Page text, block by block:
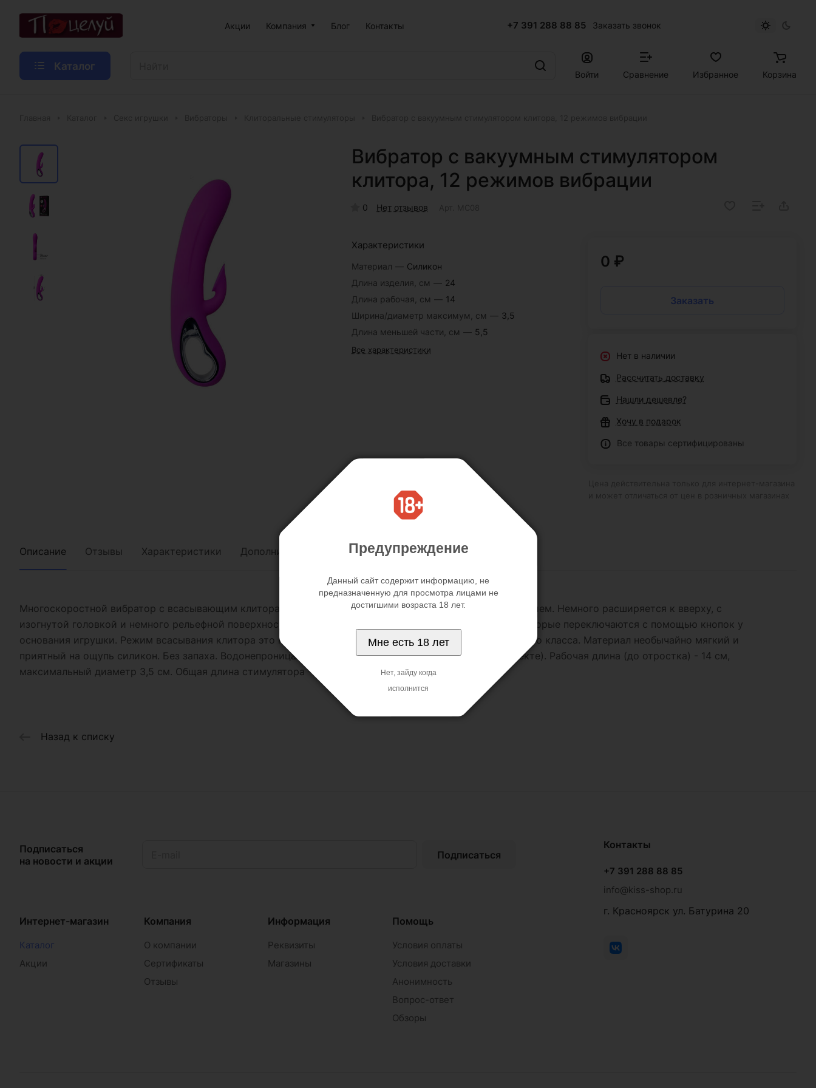
Акции Компания Блог Контакты +7 391 288 88 85 Заказать звонок
Каталог
Войти Сравнение Избранное Корзина
Вибратор с вакуумным стимулятором
клитора, 12 режимов вибрации
0 Нет отзывов
Характеристики
Материал — Силикон
Длина изделия, см — 24
Длина рабочая, см — 14
Ширина/диаметр максимум, см — 3,5
Длина меньшей части, см — 5,5
Все характеристики
0 ₽
Заказать
Нет в наличии
Рассчитать доставку
Нашли дешевле?
Хочу в подарок
Все товары сертифицированы
Описание Отзывы Характеристики Дополнительно
Многоскоростной вибратор с всасывающим клиторальным отростком и удобным основанием с отверстием. Немного расширяется к вверху, с
изогнутой головкой и немного рельефной поверхностью. Имеет 12 режимов вибрации и всасывания, которые переключаются с помощью кнопок у
основания игрушки. Режим всасывания клитора это новое веяние в сексуальных произведениях высокого класса. Материал необычайно мягкий и
приятный на ощупь силикон. Без запаха. Водонепроницаемый. Заряжается от USB - провода (в комплекте). Рабочая длина (до отростка) - 14 см,
максимальный диаметр 3,5 см. Общая длина стимулятора - 5,5 см, диаметр присоски - 2х3 см.
Назад к списку
Подписаться
на новости и акции
Подписаться
Интернет-магазин
Каталог
Акции
Компания
О компании
Сертификаты
Отзывы
Информация
Реквизиты
Магазины
Помощь
Условия оплаты
Условия доставки
Анонимность
Вопрос-ответ
Обзоры
Контакты
+7 391 288 88 85
info@kiss-shop.ru
г. Красноярск ул. Батурина 20
Предупреждение
Данный сайт содержит информацию, не
предназначенную для просмотра лицами не
достигшими возраста 18 лет.
Мне есть 18 лет
Нет, зайду когда
исполнится